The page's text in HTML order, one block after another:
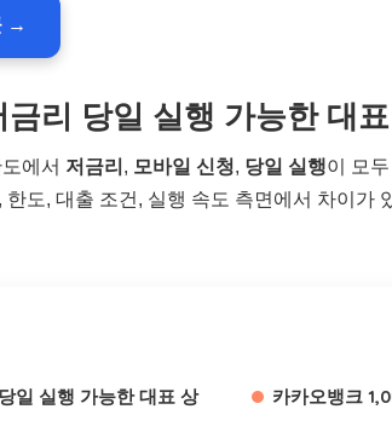
→
리 당일 실행 가능한 대
에서 저금리 , 모바일 신청, 당일 실행이 모
도, 대출 조건, 실행 속도 측면에서 차이가
일 실행 가능한 대표 상
카카오뱅크